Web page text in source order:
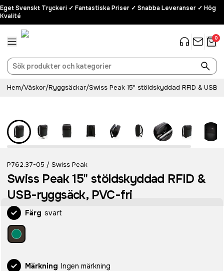
Eget Svenskt Tryckeri ✓ Fantastiska Priser ✓ Snabba Leveranser ✓ Hög
Kvalité
0
Hem/Väskor/Ryggsäckar/Swiss Peak 15" stöldskyddad RFID &
P762.37-05 / Swiss Peak
Swiss Peak 15" stöldskyddad RFID &
USB-ryggsäck, PVC-fri
Färg svart
Märkning Ingen märkning